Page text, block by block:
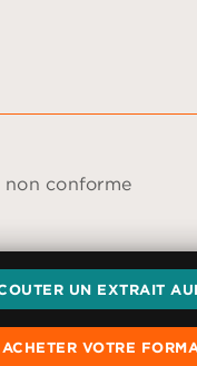
UN EXTRAIT
ACHETER VOTRE
non conforme
cookies